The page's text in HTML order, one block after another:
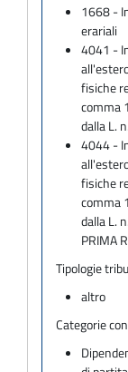
1668 -
erariali
4041 -
fisiche
comma
dalla L.
4044 -
fisiche
comma
dalla L.
PRIMA
Tipologie
altro
Categorie